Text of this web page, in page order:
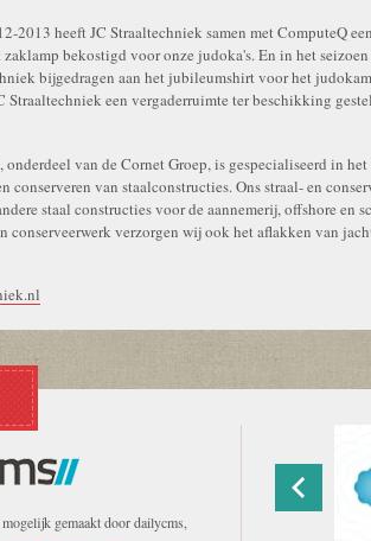
2013 heeft JC Straaltechniek samen met ComputeQ
zaklamp bekostigd voor onze judoka's. En in het
bijgedragen aan het jubileumshirt voor het
Straaltechniek een vergaderruimte ter beschikking
onderdeel van de Cornet Groep, is gespecialiseerd in het
conserveren van staalconstructies. Ons straal- en
staal constructies voor de aannemerij, offshore en
conserveerwerk verzorgen wij ook het aflakken van
gemaakt door dailycms,